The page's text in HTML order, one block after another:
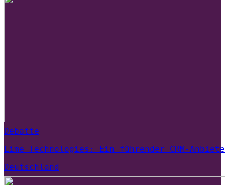
Debatte
Lime Technologies: Ein führender CRM-
Deutschland